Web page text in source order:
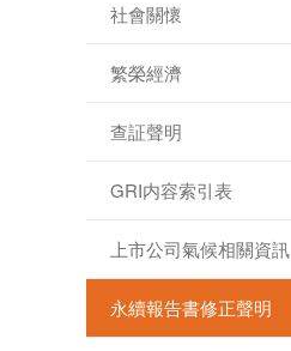
社會關懷
繁榮經濟
查証聲明
GRI内容索引表
上市公司氣候相關資訊
永續報告書修正聲明